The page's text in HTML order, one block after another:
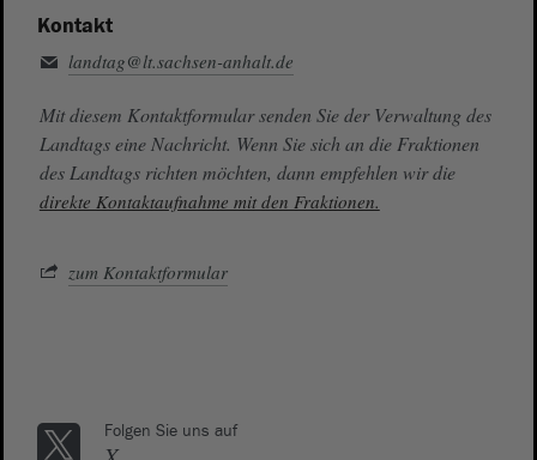
Kontakt
landtag@lt.sachsen-anhalt.de
Mit diesem Kontaktformular senden Sie der Verwaltung des
Landtags eine Nachricht. Wenn Sie sich an die Fraktionen
des Landtags richten möchten, dann empfehlen wir die
direkte Kontaktaufnahme mit den Fraktionen.
zum Kontaktformular
Folgen Sie uns auf